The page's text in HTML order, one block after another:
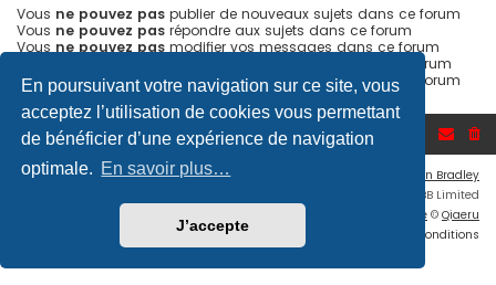
En poursuivant votre navigation sur ce site, vous
acceptez l’utilisation de cookies vous permettant
de bénéficier d’une expérience de navigation
optimale. En savoir plus…
J’accepte
Vous ne pouvez pas publier de nouveaux sujets dans ce forum
Vous ne pouvez pas répondre aux sujets dans ce forum
Vous ne pouvez pas modifier vos messages dans ce forum
supprimer vos messages dans ce forum
Vousne pouvez pastransférer de pièces jointes dans ce forum
Accueil du forum
Ian Bradley
® Forum Software © phpBB Limited
Traduction française officielle © Qiaeru
Conditions